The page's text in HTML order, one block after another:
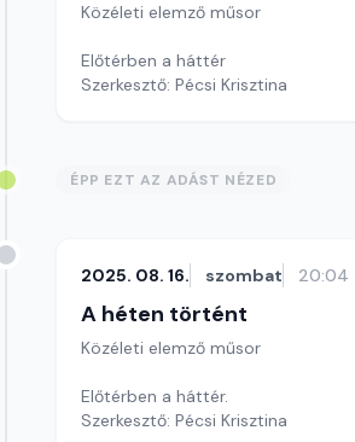
Közéleti elemző műsor
Előtérben a háttér
Szerkesztő: Pécsi Krisztina
ÉPP EZT AZ ADÁST NÉZED
2025. 08. 16. szombat 20:04
A héten történt
Közéleti elemző műsor
Előtérben a háttér.
Szerkesztő: Pécsi Krisztina